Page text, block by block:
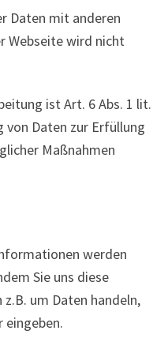
Daten mit anderen
Webseite wird nicht
ist Art. 6 Abs. 1 lit.
von Daten zur Erfüllung
Maßnahmen
werden
Sie uns diese
um Daten handeln,